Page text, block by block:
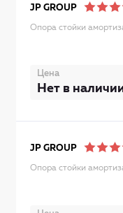
JP GROUP
Опора стойки
Цена
Нет в
JP GROUP
Опора стойки